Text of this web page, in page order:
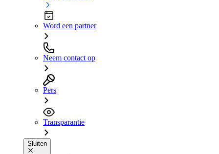
Word een partner
Neem contact op
Pers
Transparantie
Sluiten